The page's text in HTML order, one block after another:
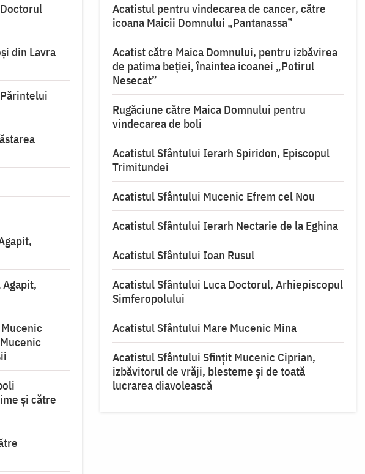
din Lavra
Agapit,
și către
Acatistul pentru vindecarea de cancer, către
icoana Maicii Domnului „Pantanassa”
Acatist către Maica Domnului, pentru izbăvirea
de patima beției, înaintea icoanei „Potirul
Nesecat”
Rugăciune către Maica Domnului pentru
vindecarea de boli
Acatistul Sfântului Ierarh Spiridon, Episcopul
Trimitundei
Acatistul Sfântului Mucenic Efrem cel Nou
Acatistul Sfântului Ierarh Nectarie de la Eghina
Acatistul Sfântului Ioan Rusul
Acatistul Sfântului Luca Doctorul, Arhiepiscopul
Simferopolului
Acatistul Sfântului Mare Mucenic Mina
Acatistul Sfântului Sfințit Mucenic Ciprian,
izbăvitorul de vrăji, blesteme și de toată
lucrarea diavolească